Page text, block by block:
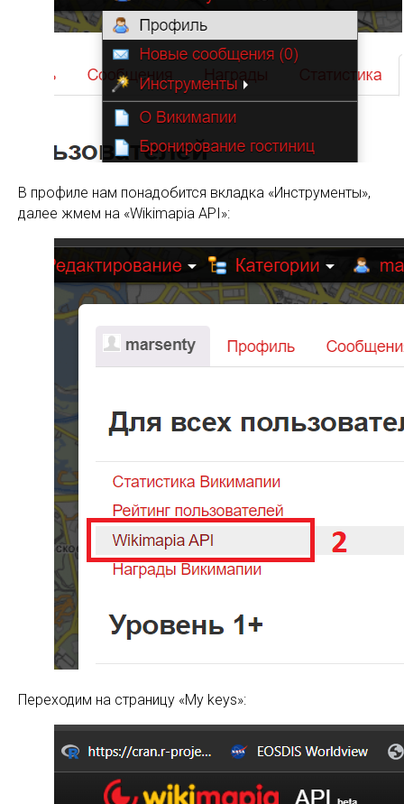
В профиле нам понадобится вкладка «Инструменты»,
далее жмем на «Wikimapia API»:
Переходим на страницу «My keys»: